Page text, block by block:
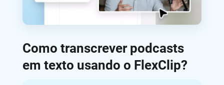
Como transcrever podcasts
em texto usando o FlexClip?